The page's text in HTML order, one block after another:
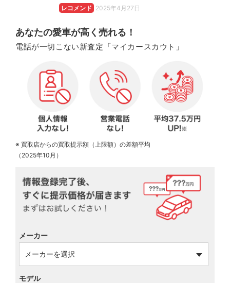
レコメンド 2025年4月27日
あなたの愛車が高く売れる！
電話が一切こない新査定「マイカースカウト」
※ 買取店からの買取提示額（上限額）の差額平均
（2025年10月）
メーカー
モデル